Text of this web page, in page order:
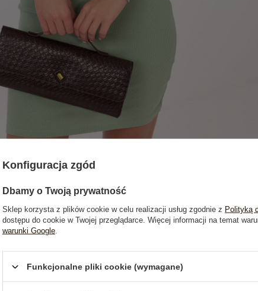
Zwroty i reklamacje Opinie o produkcie(8)
Konfiguracja zgód
Dbamy o Twoją prywatność
Sklep korzysta z plików cookie w celu realizacji usług zgodnie z Polityką
dostępu do cookie w Twojej przeglądarce. Więcej informacji na temat
warunki Google
Funkcjonalne pliki cookie (wymagane)